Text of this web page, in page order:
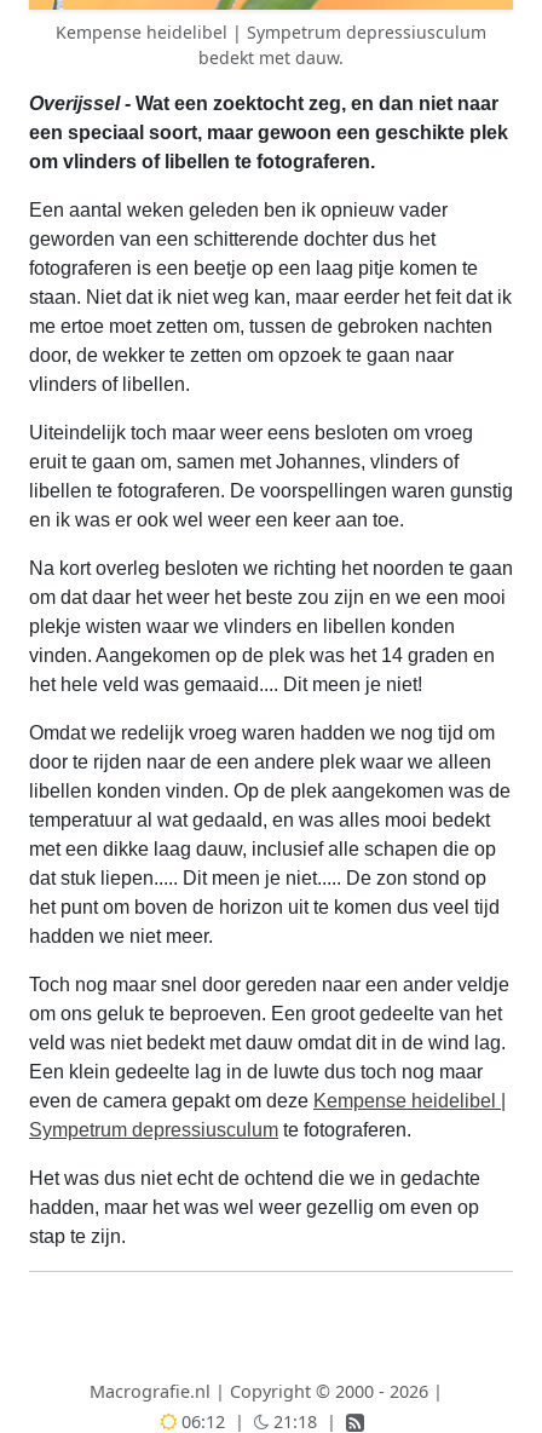
Kempense heidelibel | Sympetrum depressiusculum
bedekt met dauw.
Overijssel- Wat een zoektocht zeg, en dan niet naar
een speciaal soort, maar gewoon een geschikte plek
om vlinders of libellen te fotograferen.
Een aantal weken geleden ben ik opnieuw vader
geworden van een schitterende dochter dus het
fotograferen is een beetje op een laag pitje komen te
staan. Niet dat ik niet weg kan, maar eerder het feit dat ik
me ertoe moet zetten om, tussen de gebroken nachten
door, de wekker te zetten om opzoek te gaan naar
vlinders of libellen.
Uiteindelijk toch maar weer eens besloten om vroeg
eruit te gaan om, samen met Johannes, vlinders of
libellen te fotograferen. De voorspellingen waren gunstig
en ik was er ook wel weer een keer aan toe.
Na kort overleg besloten we richting het noorden te gaan
om dat daar het weer het beste zou zijn en we een mooi
plekje wisten waar we vlinders en libellen konden
vinden. Aangekomen op de plek was het 14 graden en
het hele veld was gemaaid.... Dit meen je niet!
Omdat we redelijk vroeg waren hadden we nog tijd om
door te rijden naar de een andere plek waar we alleen
libellen konden vinden. Op de plek aangekomen was de
temperatuur al wat gedaald, en was alles mooi bedekt
met een dikke laag dauw, inclusief alle schapen die op
dat stuk liepen..... Dit meen je niet..... De zon stond op
het punt om boven de horizon uit te komen dus veel tijd
hadden we niet meer.
Toch nog maar snel door gereden naar een ander veldje
om ons geluk te beproeven. Een groot gedeelte van het
veld was niet bedekt met dauw omdat dit in de wind lag.
Een klein gedeelte lag in de luwte dus toch nog maar
even de camera gepakt om deze Kempense heidelibel |
Sympetrum depressiusculum te fotograferen.
Het was dus niet echt de ochtend die we in gedachte
hadden, maar het was wel weer gezellig om even op
stap te zijn.
Macrografie.nl | Copyright © 2000 - 2026 |
06:12
| 21:18 |